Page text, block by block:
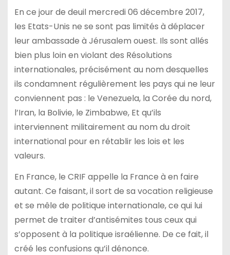
En ce jour de deuil mercredi 06 décembre 2017,
les Etats-Unis ne se sont pas limités à déplacer
leur ambassade à Jérusalem ouest. Ils sont allés
bien plus loin en violant des Résolutions
internationales, précisément au nom desquelles
ils condamnent régulièrement les pays qui ne leur
conviennent pas : le Venezuela, la Corée du nord,
l’Iran, la Bolivie, le Zimbabwe, Et qu’ils
interviennent militairement au nom du droit
international pour en rétablir les lois et les
valeurs.
En France, le CRIF appelle la France à en faire
autant. Ce faisant, il sort de sa vocation religieuse
et se mêle de politique internationale, ce qui lui
permet de traiter d’antisémites tous ceux qui
s’opposent à la politique israélienne. De ce fait, il
créé les confusions qu’il dénonce.